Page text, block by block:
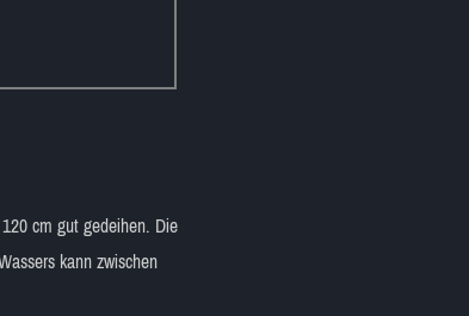
cm gut gedeihen. Die
kann zwischen